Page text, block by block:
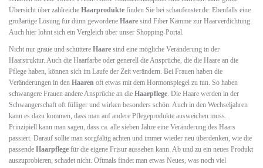
Übersicht über zahlreiche Haarprodukte finden Sie bei schaufenster.de. Ebenfalls eine
großartige Lösung für dünn gewordene Haare sind Fiber Kämme zur Haarverdichtung.
Auch hier lohnt sich ein Vergleich über unser Shopping-Portal.
Nicht nur graue und schüttere Haare sind eine mögliche Veränderung in der
Haarstruktur. Auch die Haarfarbe oder generell die Ansprüche, die die Haare an die
Pflege haben, können sich im Laufe der Zeit verändern. Bei Frauen haben die
Veränderungen in den Haaren oft etwas mit dem Hormonspiegel zu tun. So haben
schwangere Frauen andere Ansprüche an die Haarpflege. Die Haare werden in der
Schwangerschaft oft fülliger und wirken besonders schön. Auch in den Wechseljahren
kann es dazu kommen, dass man auf andere Pflegeprodukte ausweichen muss.
Prinzipiell kann man sagen, dass ca. alle sieben Jahre eine Veränderung des Haars
passiert. Darauf sollte man sorgfältig achten und immer wieder neu überdenken, wie die
passende Haarpflege für die eigene Frisur aussehen kann. Ab und zu ein neues Produkt
auszuprobieren, schadet nicht. Oftmals findet man etwas Neues, was noch viel